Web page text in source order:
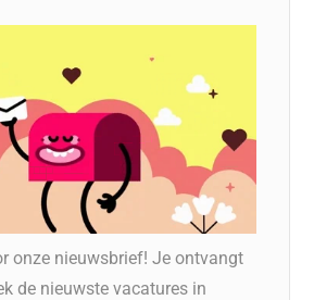
onze nieuwsbrief! Je ontvangt
de nieuwste vacatures in